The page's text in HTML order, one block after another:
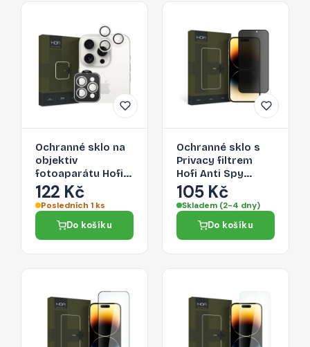
Ochranné sklo na
objektiv
fotoaparátu Hofi
Camring Pro+
Apple iPhone 15
Pro / 15 Pro Max -
122 Kč
Posledních 1 ks
Do košíku
Ochranné sklo s
Privacy filtrem
Hofi Anti Spy
Glass Pro+ pro
Apple iPhone 15
Pro
105 Kč
Skladem (2-4 dny)
Do košíku